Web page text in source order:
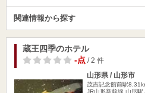
関連情報から探す
蔵王四季のホテル
-点/ 2 件
山形県 / 山形市
茂吉記念館前駅
JR山形新幹線 山形